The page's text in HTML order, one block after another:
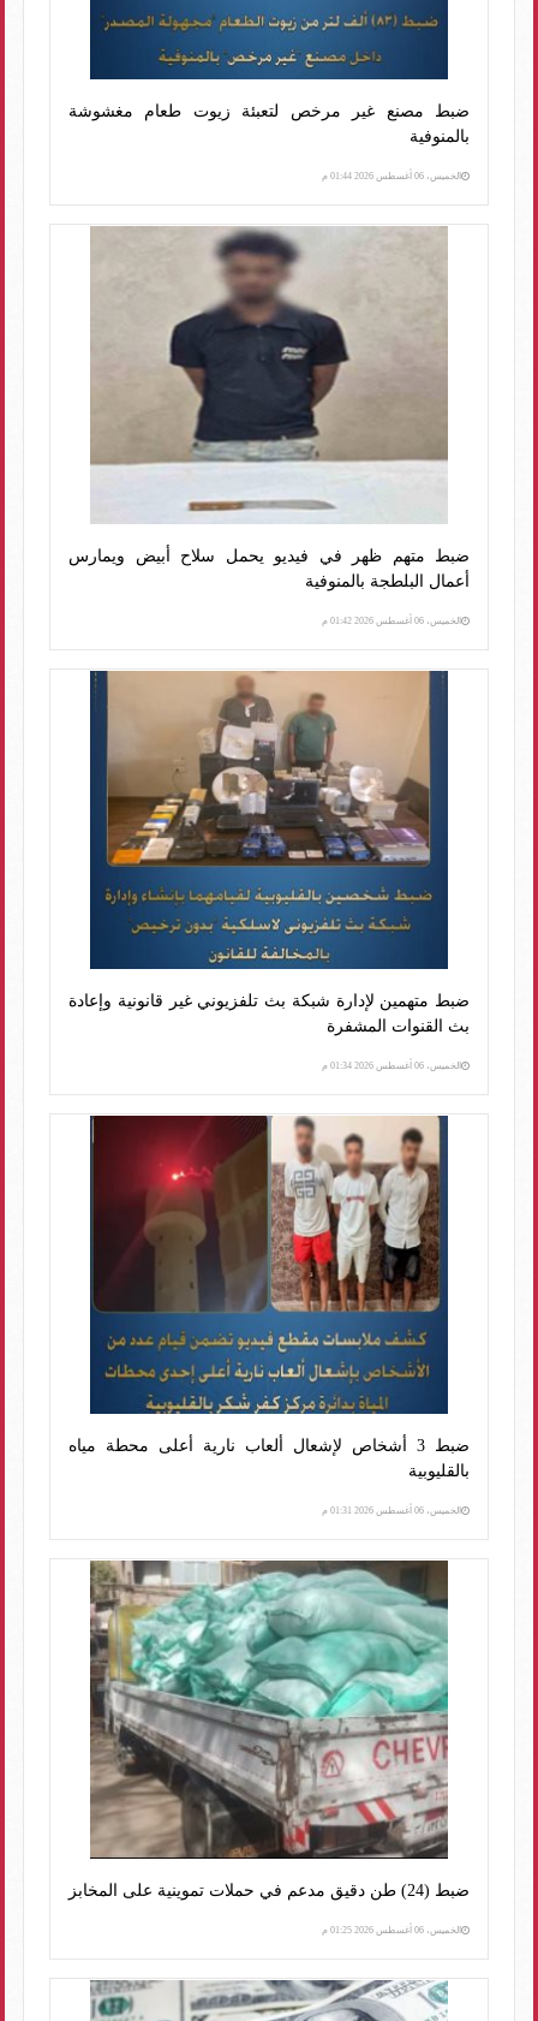
ضبط مصنع غير مرخص لتعبئة زيوت طعام مغشوشة
بالمنوفية
الخميس، 06 أغسطس 2026 01:44 م
ضبط متهم ظهر في فيديو يحمل سلاح أبيض ويمارس
أعمال البلطجة بالمنوفية
الخميس، 06 أغسطس 2026 01:42 م
ضبط متهمين لإدارة شبكة بث تلفزيوني غير قانونية وإعادة
بث القنوات المشفرة
الخميس، 06 أغسطس 2026 01:34 م
ضبط 3 أشخاص لإشعال ألعاب نارية أعلى محطة مياه
بالقليوبية
الخميس، 06 أغسطس 2026 01:31 م
ضبط (24) طن دقيق مدعم في حملات تموينية على المخابز
الخميس، 06 أغسطس 2026 01:25 م